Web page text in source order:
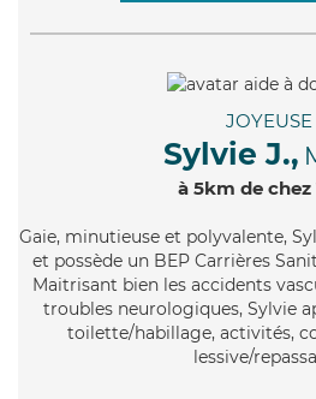
JOYEUSE
Sylvie J.,
à 5km de chez
Gaie, minutieuse et polyvalente,
et possède un BEP Carrières
Maitrisant bien les accidents
troubles neurologiques, Sylvie
toilette/habillage, activités,
lessive/